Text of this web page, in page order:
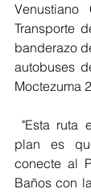
Transporte
banderazo
autobuses
Moctezuma
plan es
conecte al
Baños con